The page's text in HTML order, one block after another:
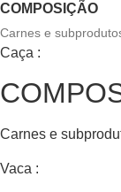
COMPOSIÇÃO
Carnes e
Caça :
Carnes e
Vaca :